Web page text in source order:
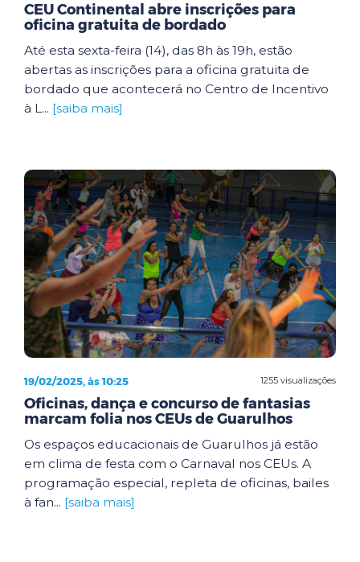
CEU Continental abre inscrições para
oficina gratuita de bordado
Até esta sexta-feira (14), das 8h às 19h, estão
abertas as inscrições para a oficina gratuita de
bordado que acontecerá no Centro de Incentivo
à L... [saiba mais]
1255 visualizações
19/02/2025, às 10:25
Oficinas, dança e concurso de fantasias
marcam folia nos CEUs de Guarulhos
Os espaços educacionais de Guarulhos já estão
em clima de festa com o Carnaval nos CEUs. A
programação especial, repleta de oficinas, bailes
à fan... [saiba mais]